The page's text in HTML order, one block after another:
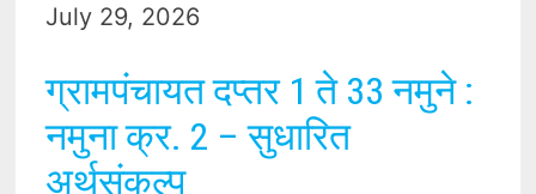
July 29, 2026
ग्रामपंचायत दप्तर 1 ते 33 नमुने :
नमुना क्र. 2 – सुधारित
अर्थसंकल्प